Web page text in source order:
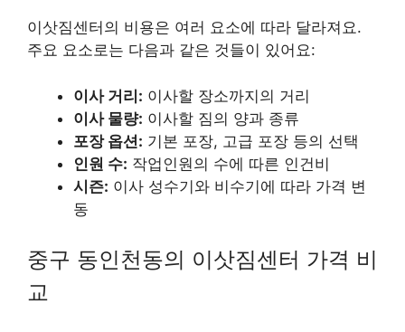
이삿짐센터의 비용은 여러 요소에 따라 달라져요.
주요 요소로는 다음과 같은 것들이 있어요:
이사 거리: 이사할 장소까지의 거리
이사 물량: 이사할 짐의 양과 종류
포장 옵션: 기본 포장, 고급 포장 등의 선택
인원 수: 작업인원의 수에 따른 인건비
시즌: 이사 성수기와 비수기에 따라 가격 변
동
중구 동인천동의 이삿짐센터 가격 비
교